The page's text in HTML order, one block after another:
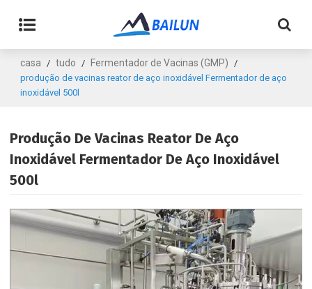
casa / tudo / Fermentador de Vacinas (GMP) /
produção de vacinas reator de aço inoxidável Fermentador de aço
inoxidável 500l
Produção De Vacinas Reator De Aço
Inoxidável Fermentador De Aço Inoxidável
500l